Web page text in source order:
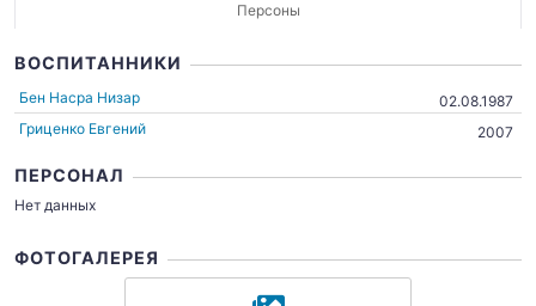
Персоны
ВОСПИТАННИКИ
Бен Насра Низар
02.08.1987
Гриценко Евгений
2007
ПЕРСОНАЛ
Нет данных
ФОТОГАЛЕРЕЯ